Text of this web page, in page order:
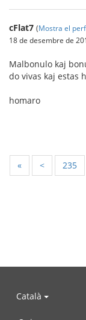
cFlat7 (Mostra el
18 de desembre de
Malbonulo kaj
do vivas kaj estas
homaro
« < 235
Català